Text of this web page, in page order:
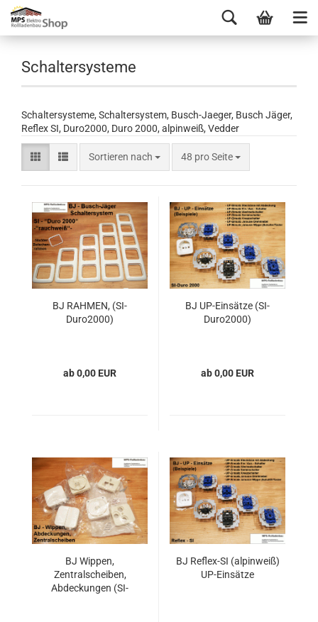
Schaltersysteme
Schaltersysteme, Schaltersystem, Busch-Jaeger, Busch Jäger,
Reflex SI, Duro2000, Duro 2000, alpinweiß, Vedder
Sortieren nach 48 pro Seite
BJ RAHMEN, (SI-
Duro2000)
ab 0,00 EUR
BJ UP-Einsätze (SI-
Duro2000)
ab 0,00 EUR
BJ Wippen,
Zentralscheiben,
Abdeckungen (SI-
BJ Reflex-SI (alpinweiß)
UP-Einsätze